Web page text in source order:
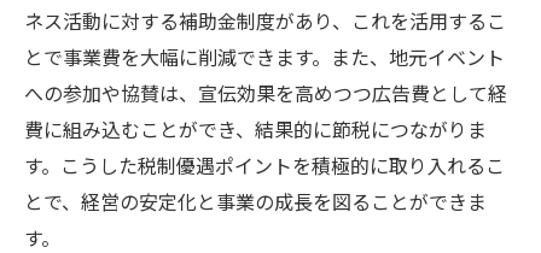
幸区での軽貨物配送と節税戦略の組み合わせで
効率アップ
業務効率化でコストを削減
生産性向上を目指した節税方法
地域密着型サービスによるリピーター獲得
パートナーシップを活かした共同配送戦略
ネス活動に対する補助金制度があり、これを活用するこ
とで事業費を大幅に削減できます。また、地元イベント
への参加や協賛は、宣伝効果を高めつつ広告費として経
費に組み込むことができ、結果的に節税につながりま
す。こうした税制優遇ポイントを積極的に取り入れるこ
とで、経営の安定化と事業の成長を図ることができま
す。